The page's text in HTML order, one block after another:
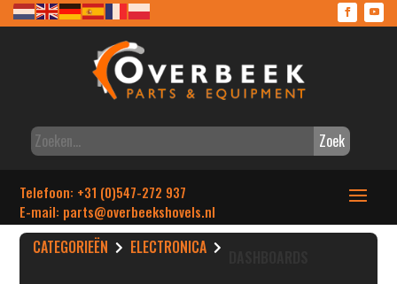
Zoek
Telefoon: +31 (0)547-272 937
E-mail: parts@overbeekshovels.nl
CATEGORIEËN ELECTRONICA